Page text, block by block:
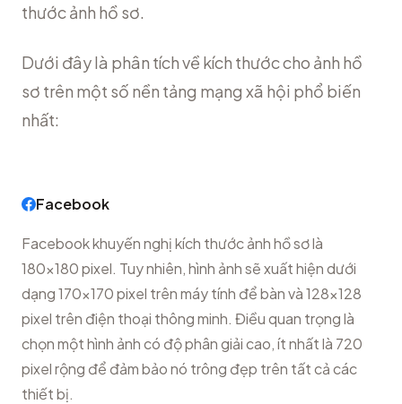
thước ảnh hồ sơ.
Dưới đây là phân tích về kích thước cho ảnh hồ
sơ trên một số nền tảng mạng xã hội phổ biến
nhất:
Facebook
Facebook khuyến nghị kích thước ảnh hồ sơ là
180x180 pixel. Tuy nhiên, hình ảnh sẽ xuất hiện dưới
dạng 170x170 pixel trên máy tính để bàn và 128x128
pixel trên điện thoại thông minh. Điều quan trọng là
chọn một hình ảnh có độ phân giải cao, ít nhất là 720
pixel rộng để đảm bảo nó trông đẹp trên tất cả các
thiết bị.